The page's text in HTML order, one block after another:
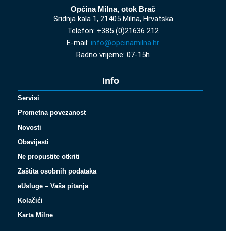
Općina Milna, otok Brač
Sridnja kala 1, 21405 Milna, Hrvatska
Telefon: +385 (0)21636 212
E-mail: info@opcinamilna.hr
Radno vrijeme: 07-15h
Info
Servisi
Prometna povezanost
Novosti
Obavijesti
Ne propustite otkriti
Zaštita osobnih podataka
eUsluge – Vaša pitanja
Kolačići
Karta Milne